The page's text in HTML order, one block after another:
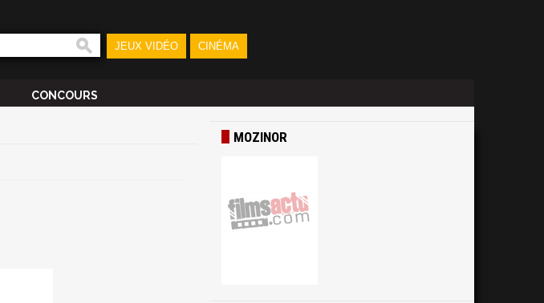
JEUX VIDÉO CINÉMA
CONCOURS
MOZINOR